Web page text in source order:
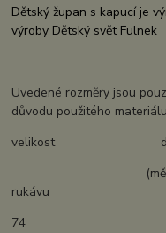
Dětský župan s kapucí je
výroby Dětský svět Fulnek
Uvedené rozměry jsou
důvodu použitého
velikost délka
(měřena
rukávu
74